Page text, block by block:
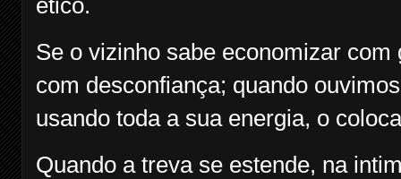
ético.
Se o vizinho sabe economizar
com desconfiança; quando
usando toda a sua energia, o
Quando a treva se estende, na